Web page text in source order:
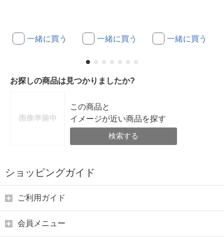
一緒に買う 一緒に買う 一緒に買う
お探しの商品は見つかりましたか?
この商品と
イメージが近い商品を探す
検索する
ショッピングガイド
ご利用ガイド
会員メニュー